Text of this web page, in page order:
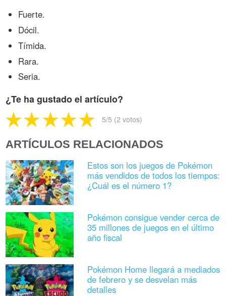
Fuerte.
Dócil.
Tímida.
Rara.
Seria.
¿Te ha gustado el artículo?
5/5 (2 votos)
ARTÍCULOS RELACIONADOS
Estos son los juegos de Pokémon
más vendidos de todos los tiempos:
¿Cuál es el número 1?
Pokémon consigue vender cerca de
35 millones de juegos en el último
año fiscal
Pokémon Home llegará a mediados
de febrero y se desvelan más
detalles